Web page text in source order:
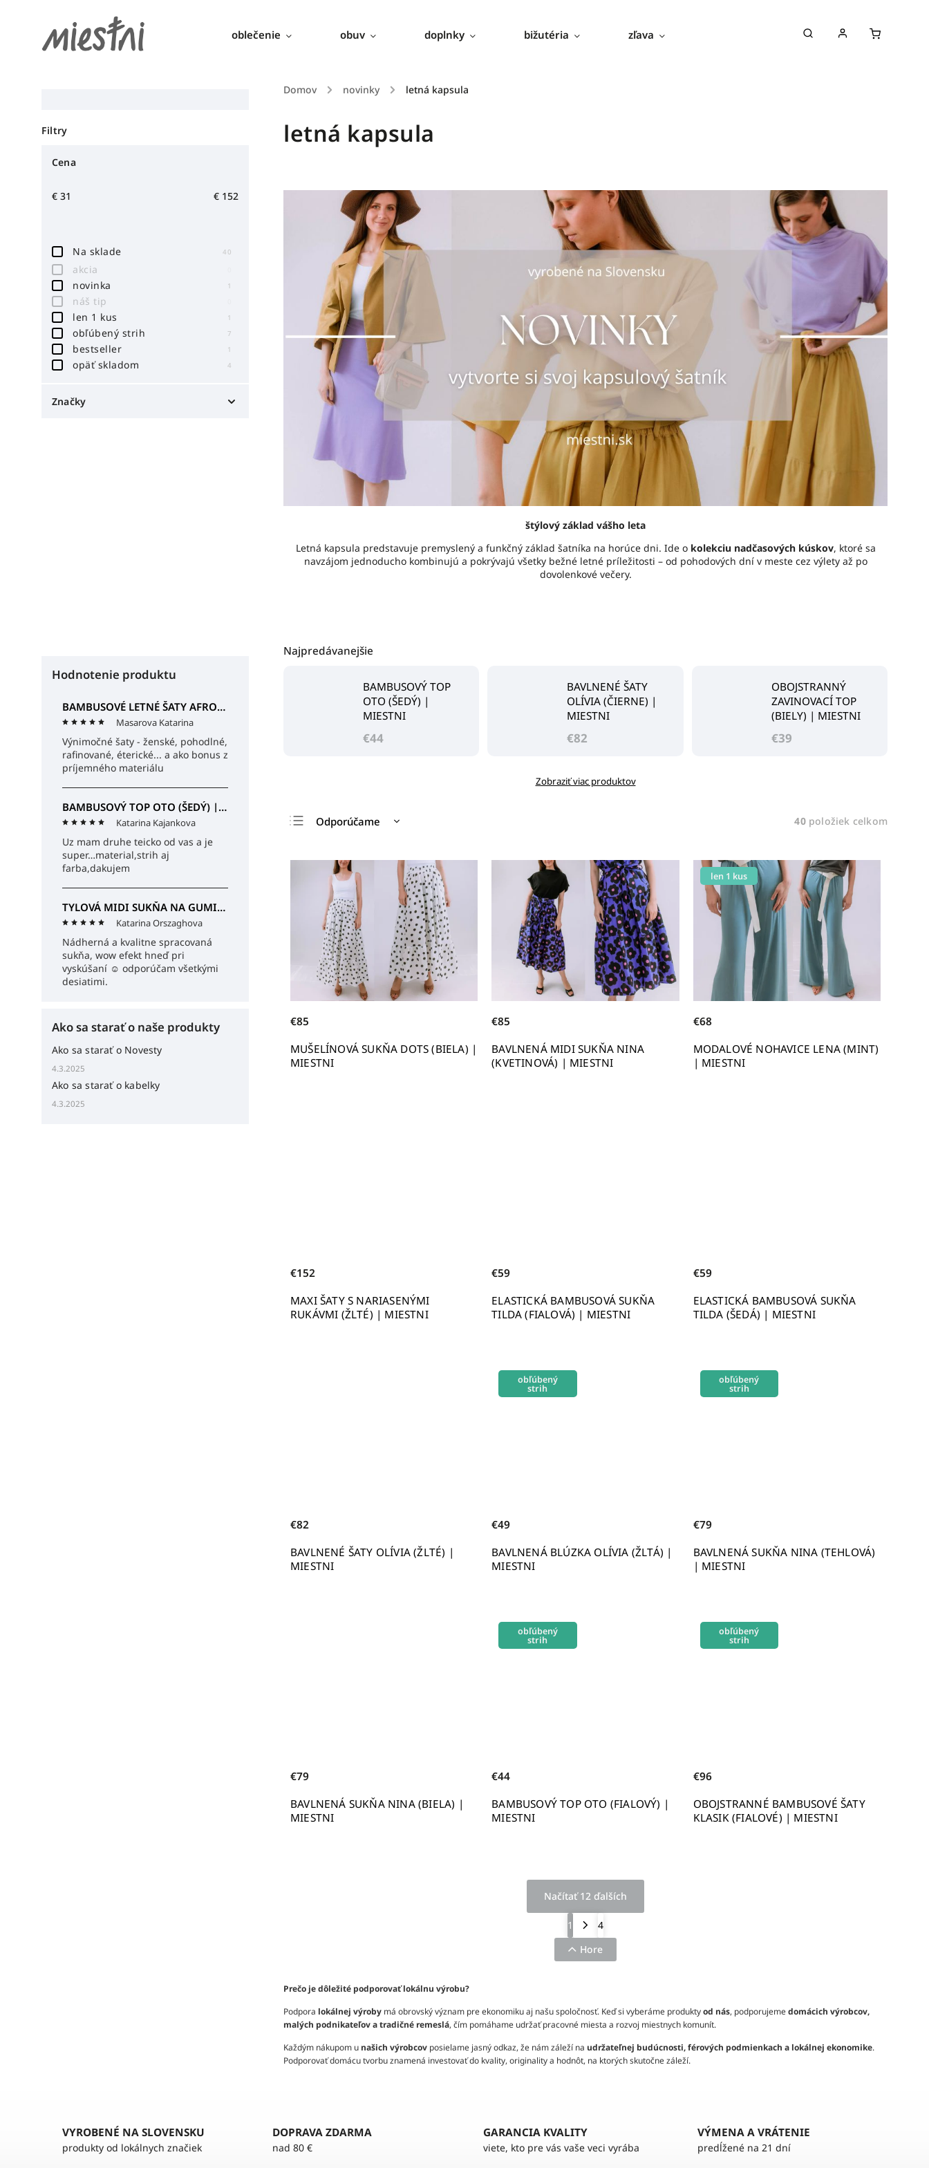
oblečenie obuv doplnky bižutéria zľava
Domov / novinky / letná kapsula
Filtry
Cena
€ 31 € 152
Na sklade 40
akcia
novinka 1
náš tip
len 1 kus 1
obľúbený strih 7
bestseller 1
opäť skladom 4
Značky
Hodnotenie produktu
BAMBUSOVÉ LETNÉ ŠATY AFRODITA (ČIERNE) | MIESTNI
Masarova Katarina
Výnimočné šaty - ženské, pohodlné,
rafinované, éterické... a ako bonus z
príjemného materiálu
BAMBUSOVÝ TOP OTO (ŠEDÝ) | MIESTNI
Katarina Kajankova
Uz mam druhe teicko od vas a je
super…material,strih aj
farba,dakujem
TYLOVÁ MIDI SUKŇA NA GUMIČKU SABINA (ČIERNA) | MIESTNI
Katarina Orszaghova
Nádherná a kvalitne spracovaná
sukňa, wow efekt hneď pri
vyskúšaní ☺️ odporúčam všetkými
desiatimi.
Ako sa starať o naše produkty
Ako sa starať o Novesty
4.3.2025
Ako sa starať o kabelky
4.3.2025
letná kapsula
štýlový základ vášho leta
Letná kapsula predstavuje premyslený a funkčný základ šatníka na horúce dni. Ide o kolekciu nadčasových kúskov, ktoré sa
navzájom jednoducho kombinujú a pokrývajú všetky bežné letné príležitosti – od pohodových dní v meste cez výlety až po
dovolenkové večery.
Najpredávanejšie
BAMBUSOVÝ TOP
OTO (ŠEDÝ) |
MIESTNI
€44
BAVLNENÉ ŠATY
OLÍVIA (ČIERNE) |
MIESTNI
€82
OBOJSTRANNÝ
ZAVINOVACÍ TOP
(BIELY) | MIESTNI
€39
Zobraziť viac produktov
Odporúčame
Najdrahšie
Najpredávanejšie
Abecedne
40položiek celkom
MUŠELÍNOVÁ SUKŇA DOTS (BIELA) |
MIESTNI
€85
BAVLNENÁ MIDI SUKŇA NINA
(KVETINOVÁ) | MIESTNI
€85
len 1 kus
MODALOVÉ NOHAVICE LENA (MINT)
| MIESTNI
€68
MAXI ŠATY S NARIASENÝMI
RUKÁVMI (ŽLTÉ) | MIESTNI
€152
ELASTICKÁ BAMBUSOVÁ SUKŇA
TILDA (FIALOVÁ) | MIESTNI
€59
ELASTICKÁ BAMBUSOVÁ SUKŇA
TILDA (ŠEDÁ) | MIESTNI
€59
BAVLNENÉ ŠATY OLÍVIA (ŽLTÉ) |
MIESTNI
€82
obľúbený
strih
BAVLNENÁ BLÚZKA OLÍVIA (ŽLTÁ) |
MIESTNI
€49
obľúbený
strih
BAVLNENÁ SUKŇA NINA (TEHLOVÁ)
| MIESTNI
€79
BAVLNENÁ SUKŇA NINA (BIELA) |
MIESTNI
€79
obľúbený
strih
BAMBUSOVÝ TOP OTO (FIALOVÝ) |
MIESTNI
€44
obľúbený
strih
OBOJSTRANNÉ BAMBUSOVÉ ŠATY
KLASIK (FIALOVÉ) | MIESTNI
€96
Načítať 12 ďalších
1
4
Hore
Prečo je dôležité podporovať lokálnu výrobu?
Podpora lokálnej výroby má obrovský význam pre ekonomiku aj našu spoločnosť. Keď si vyberáme produktyod nás, podporujemedomácich výrobcov,
malých podnikateľov a tradičné remeslá, čím pomáhame udržať pracovné miesta a rozvoj miestnych komunít.
Každým nákupom u našich výrobcov posielame jasný odkaz, že nám záleží na udržateľnej budúcnosti, férových podmienkach a lokálnej ekonomike.
Podporovať domácu tvorbu znamená investovať do kvality, originality a hodnôt, na ktorých skutočne záleží.
VYROBENÉ NA SLOVENSKU
produkty od lokálnych značiek
DOPRAVA ZDARMA
nad 80 €
GARANCIA KVALITY
viete, kto pre vás vaše veci vyrába
VÝMENA A VRÁTENIE
predĺžené na 21 dní